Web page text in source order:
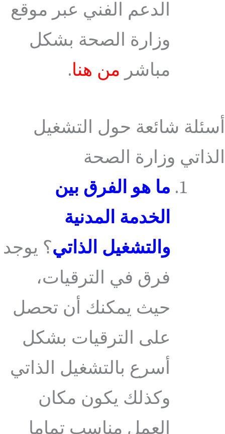
الدعم الفني عبر موقع
وزارة الصحة بشكل
مباشر من هنا.
أسئلة شائعة حول التشغيل
الذاتي وزارة الصحة
ما هو الفرق بين
الخدمة المدنية
والتشغيل الذاتي؟ يوجد
فرق في الترقيات،
حيث يمكنك أن تحصل
على الترقيات بشكل
أسرع بالتشغيل الذاتي
وكذلك يكون مكان
العمل مناسب تماما